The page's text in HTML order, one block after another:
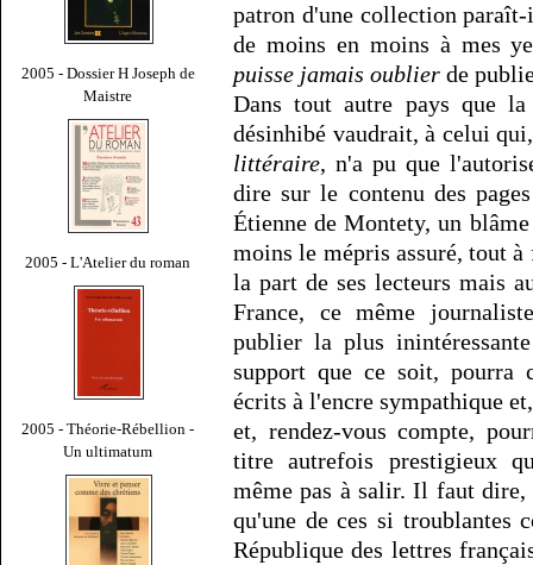
2005 - Dossier H Joseph de
Maistre
2005 - L'Atelier du roman
2005 - Théorie-Rébellion -
Un ultimatum
patron d'une collection
de moins en moins à mes
puisse jamais oublier de
Dans tout autre pays que
désinhibé vaudrait, à celui
littéraire, n'a pu que
dire sur le contenu des
Étienne de Montety, un
moins le mépris assuré, tout
la part de ses lecteurs mais
France, ce même
publier la plus
support que ce soit, pourra
écrits à l'encre sympathique
et, rendez-vous compte,
titre autrefois prestigieux
même pas à salir. Il faut
qu'une de ces si troublantes
République des lettres